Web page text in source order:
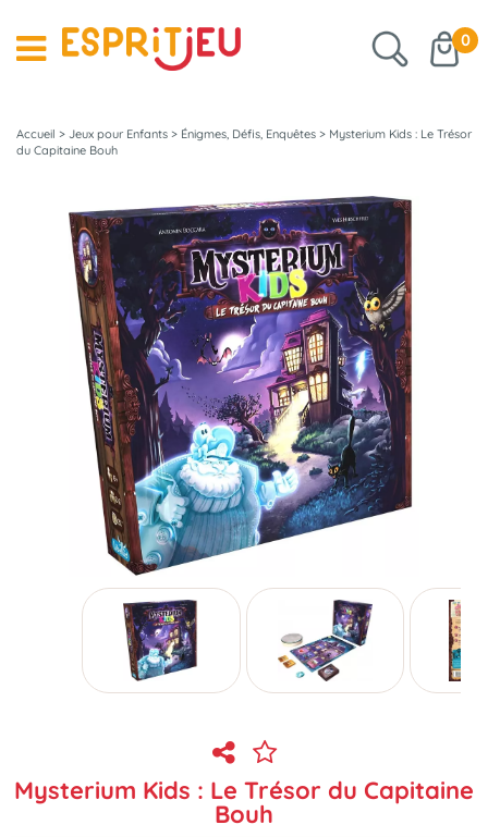
0
Accueil > Jeux pour Enfants > Énigmes, Défis, Enquêtes > Mysterium Kids : Le Trésor
du Capitaine Bouh
Mysterium Kids : Le Trésor du Capitaine
Bouh